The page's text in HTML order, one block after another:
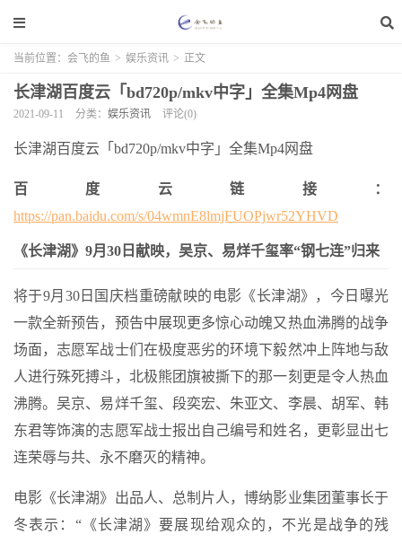
当前位置： 会飞的鱼 > 娱乐资讯 > 正文
长津湖百度云「bd720p/mkv中字」全集Mp4网盘
2021-09-11 分类： 娱乐资讯 评论(0)
长津湖百度云「bd720p/mkv中字」全集Mp4网盘
百度云链接：
https://pan.baidu.com/s/04wmnE8lmjFUOPjwr52YHVD
《长津湖》9月30日献映，吴京、易烊千玺率“钢七连”归来
将于9月30日国庆档重磅献映的电影《长津湖》，今日曝光
一款全新预告，预告中展现更多惊心动魄又热血沸腾的战争
场面，志愿军战士们在极度恶劣的环境下毅然冲上阵地与敌
人进行殊死搏斗，北极熊团旗被撕下的那一刻更是令人热血
沸腾。吴京、易烊千玺、段奕宏、朱亚文、李晨、胡军、韩
东君等饰演的志愿军战士报出自己编号和姓名，更彰显出七
连荣辱与共、永不磨灭的精神。
电影《长津湖》出品人、总制片人，博纳影业集团董事长于
冬表示：“《长津湖》要展现给观众的，不光是战争的残